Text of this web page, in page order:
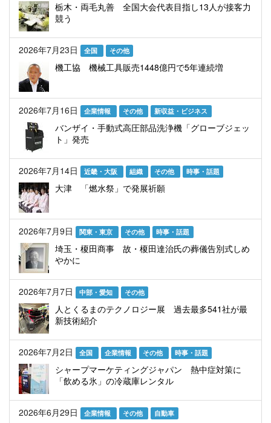
栃木・両毛丸善 全国大会代表目指し13人が接客力
競う
2026年7月23日 全国 その他
機工協 機械工具販売1448億円で5年連続増
2026年7月16日 企業情報 その他 新収益・ビジネス
バンザイ・手動式高圧部品洗浄機「グローブジェッ
ト」発売
2026年7月14日 近畿・大阪 組織 その他 時事・話題
大津 「燃水祭」で発展祈願
2026年7月9日 関東・東京 その他 時事・話題
埼玉・榎田商事 故・榎田達治氏の葬儀告別式しめ
やかに
2026年7月7日 中部・愛知 その他
人とくるまのテクノロジー展 過去最多541社が最
新技術紹介
2026年7月2日 全国 企業情報 その他 時事・話題
シャープマーケティングジャパン 熱中症対策に
「飲める氷」の冷蔵庫レンタル
2026年6月29日 企業情報 その他 自動車